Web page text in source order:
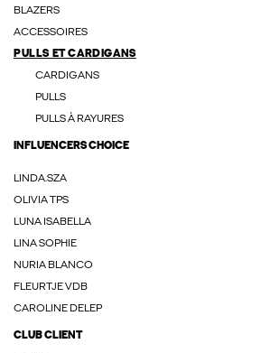
BLAZERS
ACCESSOIRES
PULLS ET CARDIGANS
CARDIGANS
PULLS
PULLS À RAYURES
INFLUENCERS CHOICE
LINDA.SZA
OLIVIA TPS
LUNA ISABELLA
LINA SOPHIE
NURIA BLANCO
FLEURTJE VDB
CAROLINE DELEP
CLUB CLIENT